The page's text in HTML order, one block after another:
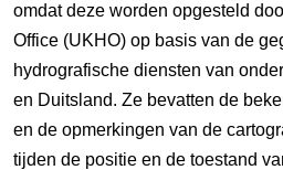
omdat deze worden opgesteld
Office (UKHO) op basis van de
hydrografische diensten van
en Duitsland. Ze bevatten de
en de opmerkingen van de
tijden de positie en de toestand